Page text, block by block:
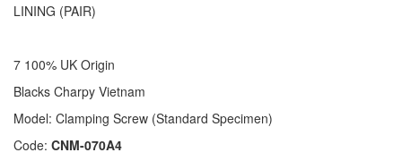
LINING (PAIR)
7 100% UK Origin
Blacks Charpy Vietnam
Model: Clamping Screw (Standard Specimen)
Code: CNM-070A4